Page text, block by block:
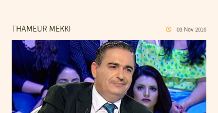
THAMEUR MEKKI 03 Nov 2016